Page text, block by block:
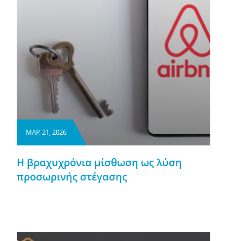
ΜΑΡ. 21, 2026
Η βραχυχρόνια μίσθωση ως λύση
προσωρινής στέγασης